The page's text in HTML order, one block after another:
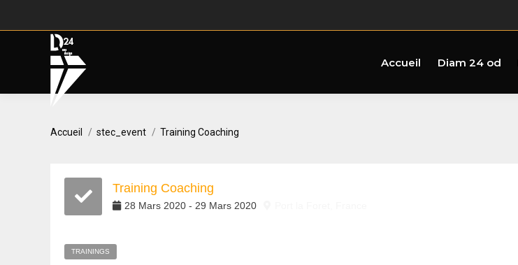
Accueil Diam 24 od
Accueil stec_event Training Coaching
Training Coaching
28 Mars 2020 - 29 Mars 2020
TRAININGS